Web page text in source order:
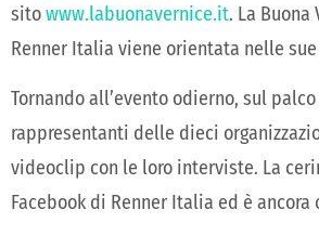
sitowww.labuonavernice.it. La
Renner Italia viene orientata nelle
Tornando all’evento odierno, sul
rappresentanti delle dieci
videoclip con le loro interviste. La
Facebook di Renner Italia ed è